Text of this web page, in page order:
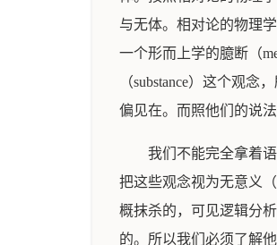
与无体。相对论的物理
一个形而上学的臆断（
（substance）这个观
偏见在。而照他们的说
我们不能完全拿着
把这些观念视为无意义
概抹杀的，可见逻辑分
的。所以我们必须了解